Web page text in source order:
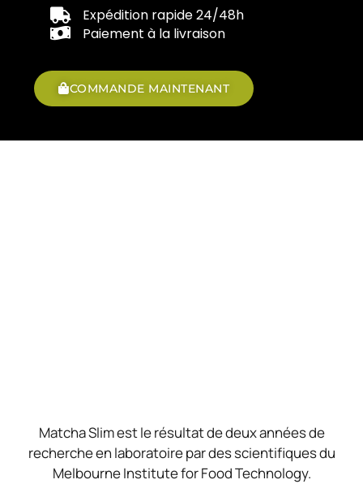
Expédition rapide 24/48h
Paiement à la livraison
COMMANDE MAINTENANT
Matcha Slim est le résultat de deux années de
recherche en laboratoire par des scientifiques du
Melbourne Institute for Food Technology.